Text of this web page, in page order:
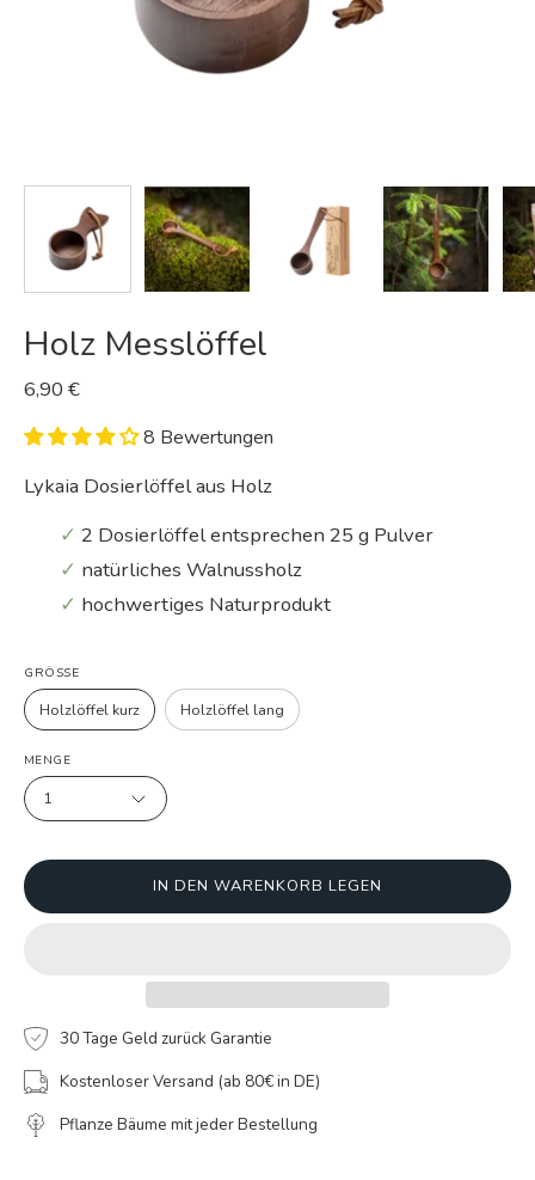
Holz Messlöffel
6,90 €
8 Bewertungen
Lykaia Dosierlöffel aus Holz
✓ 2 Dosierlöffel entsprechen 25 g Pulver
✓ natürliches Walnussholz
✓ hochwertiges Naturprodukt
GRÖSSE
Holzlöffel kurz Holzlöffel lang
MENGE
1
IN DEN WARENKORB LEGEN
30 Tage Geld zurück Garantie
Kostenloser Versand (ab 80€ in DE)
Pflanze Bäume mit jeder Bestellung